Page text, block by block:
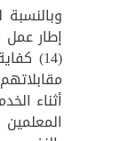
(14)
أثناء